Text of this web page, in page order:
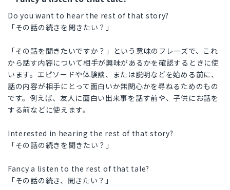
Do you want to hear the rest of that story?
「その話の続きを聞きたい？」
「その話を聞きたいですか？」という意味のフレーズで、これ
から話す内容について相手が興味があるかを確認するときに使
います。エピソードや体験談、または説明などを始める前に、
話の内容が相手にとって面白いか無関心かを尋ねるためのもの
です。例えば、友人に面白い出来事を話す前や、子供にお話を
する前などに使えます。
Interested in hearing the rest of that story?
「その話の続きを聞きたい？」
Fancy a listen to the rest of that tale?
「その話の続き、聞きたい？」